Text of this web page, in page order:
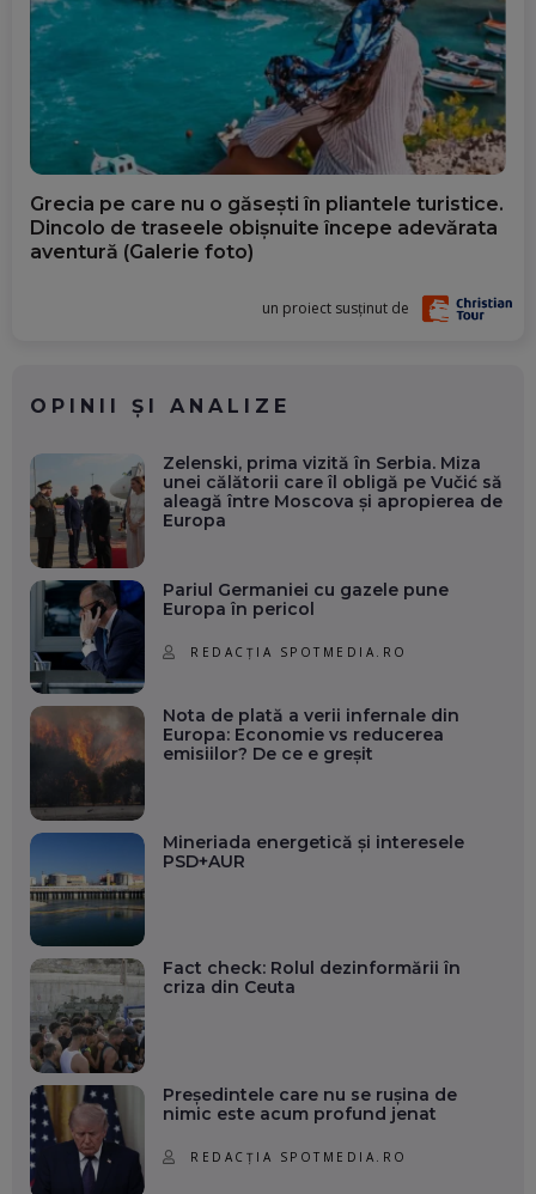
Grecia pe care nu o găsești în pliantele turistice.
Dincolo de traseele obișnuite începe adevărata
aventură (Galerie foto)
un proiect susținut de
OPINII ȘI ANALIZE
Zelenski, prima vizită în Serbia. Miza
unei călătorii care îl obligă pe Vučić să
aleagă între Moscova și apropierea de
Europa
Pariul Germaniei cu gazele pune
Europa în pericol
REDACȚIA SPOTMEDIA.RO
Nota de plată a verii infernale din
Europa: Economie vs reducerea
emisiilor? De ce e greșit
Mineriada energetică și interesele
PSD+AUR
Fact check: Rolul dezinformării în
criza din Ceuta
Președintele care nu se rușina de
nimic este acum profund jenat
REDACȚIA SPOTMEDIA.RO